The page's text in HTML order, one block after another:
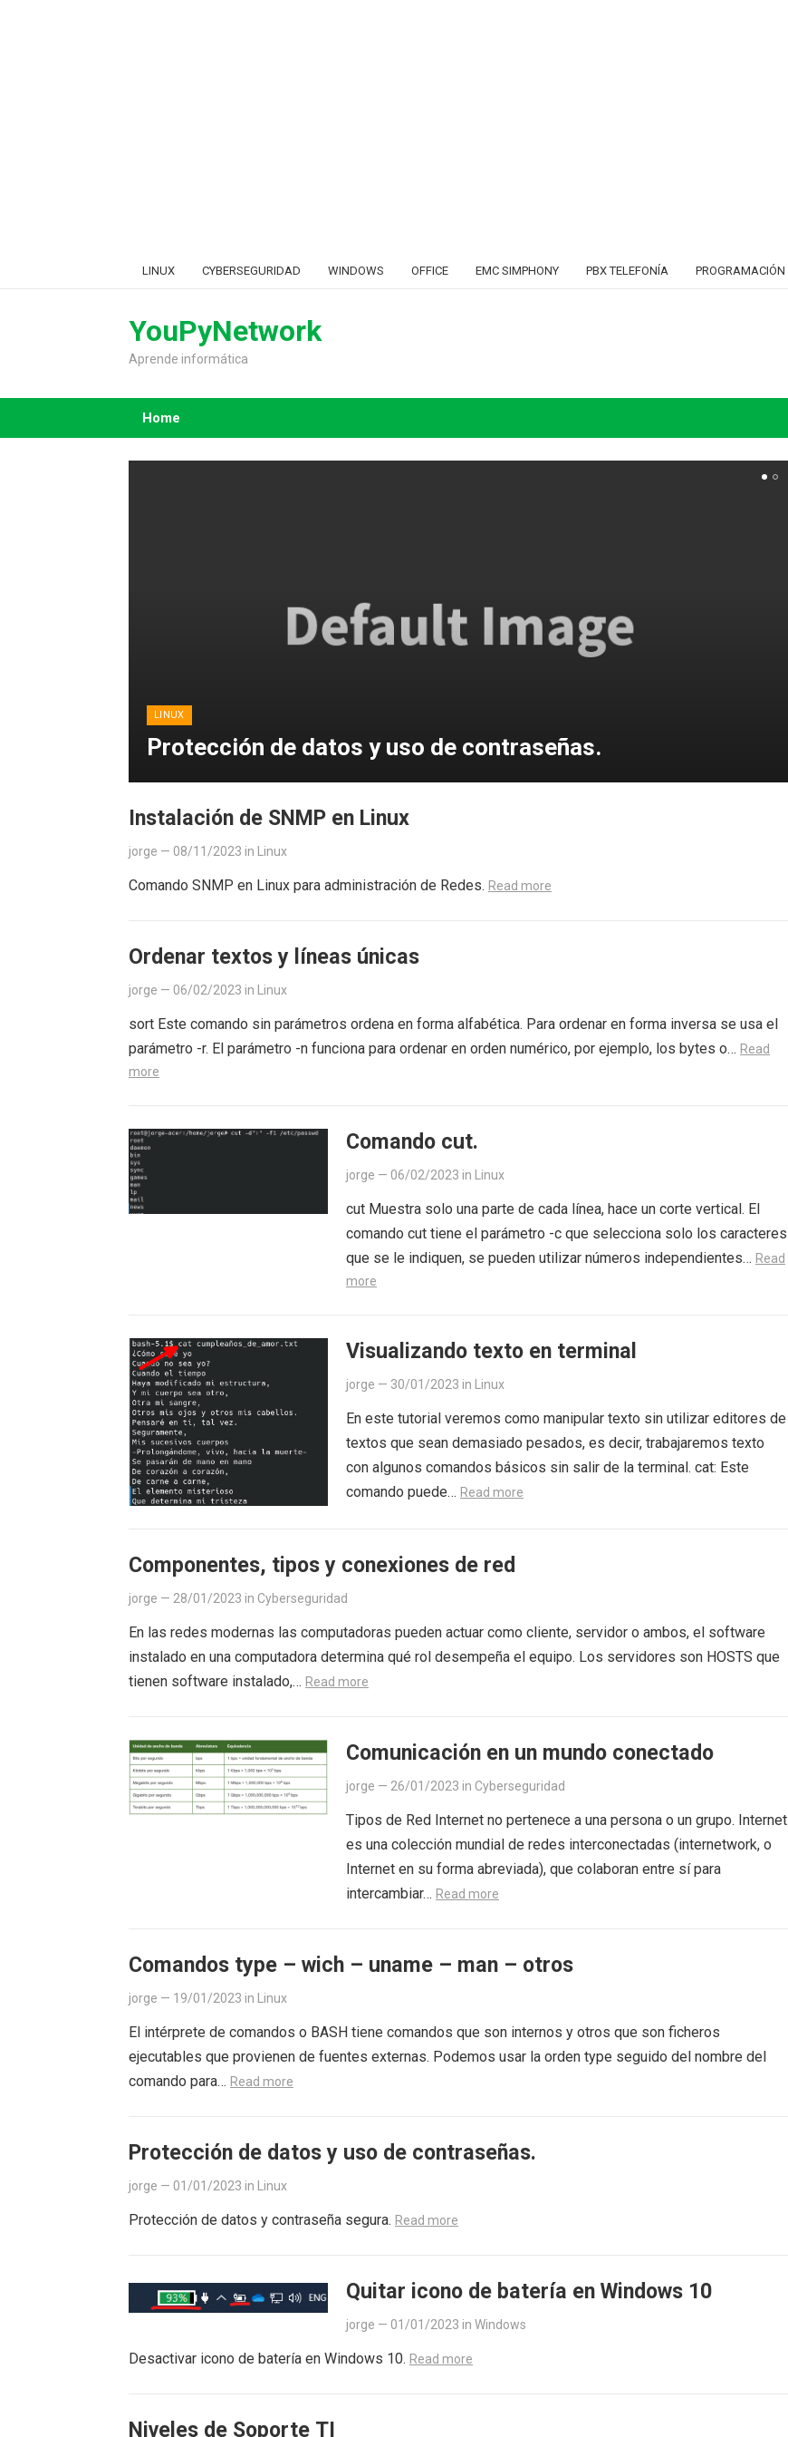
LINUX CYBERSEGURIDAD WINDOWS OFFICE EMC SIMPHONY PBX TELEFONÍA PROGRAMACIÓN
YouPyNetwork
Aprende informática
Home
LINUX
Protección de datos y uso de contraseñas.
Instalación de SNMP en Linux
jorge — 08/11/2023 in Linux
Comando SNMP en Linux para administración de Redes. Read more
Ordenar textos y líneas únicas
jorge — 06/02/2023 in Linux
sort Este comando sin parámetros ordena en forma alfabética. Para ordenar en forma inversa se usa el
parámetro -r. El parámetro -n funciona para ordenar en orden numérico, por ejemplo, los bytes o… Read
more
Comando cut.
jorge — 06/02/2023 in Linux
cut Muestra solo una parte de cada línea, hace un corte vertical. El
comando cut tiene el parámetro -c que selecciona solo los caracteres
que se le indiquen, se pueden utilizar números independientes… Read
more
Visualizando texto en terminal
jorge — 30/01/2023 in Linux
En este tutorial veremos como manipular texto sin utilizar editores de
textos que sean demasiado pesados, es decir, trabajaremos texto
con algunos comandos básicos sin salir de la terminal. cat: Este
comando puede… Read more
Componentes, tipos y conexiones de red
jorge — 28/01/2023 in Cyberseguridad
En las redes modernas las computadoras pueden actuar como cliente, servidor o ambos, el software
instalado en una computadora determina qué rol desempeña el equipo. Los servidores son HOSTS que
tienen software instalado,… Read more
Comunicación en un mundo conectado
jorge — 26/01/2023 in Cyberseguridad
Tipos de Red Internet no pertenece a una persona o un grupo. Internet
es una colección mundial de redes interconectadas (internetwork, o
Internet en su forma abreviada), que colaboran entre sí para
intercambiar… Read more
Comandos type – wich – uname – man – otros
jorge — 19/01/2023 in Linux
El intérprete de comandos o BASH tiene comandos que son internos y otros que son ficheros
ejecutables que provienen de fuentes externas. Podemos usar la orden type seguido del nombre del
comando para… Read more
Protección de datos y uso de contraseñas.
jorge — 01/01/2023 in Linux
Protección de datos y contraseña segura. Read more
Quitar icono de batería en Windows 10
jorge — 01/01/2023 in Windows
Desactivar icono de batería en Windows 10. Read more
Niveles de Soporte TI